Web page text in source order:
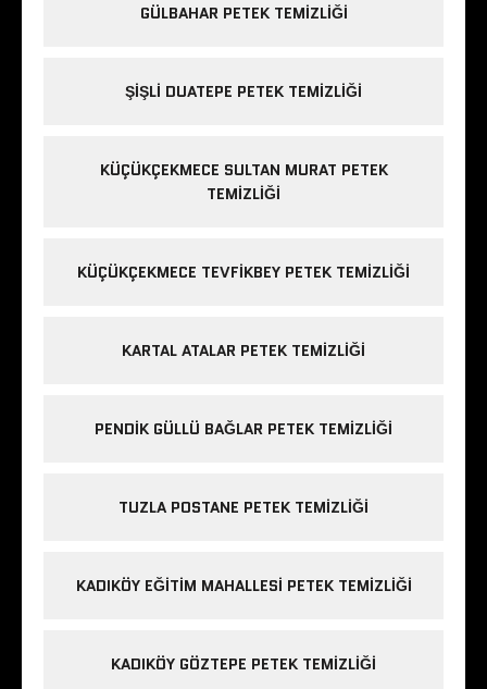
GÜLBAHAR PETEK TEMIZLIĞI
ŞIŞLI DUATEPE PETEK TEMIZLIĞI
KÜÇÜKÇEKMECE SULTAN MURAT PETEK
TEMIZLIĞI
KÜÇÜKÇEKMECE TEVFIKBEY PETEK TEMIZLIĞI
KARTAL ATALAR PETEK TEMIZLIĞI
PENDIK GÜLLÜ BAĞLAR PETEK TEMIZLIĞI
TUZLA POSTANE PETEK TEMIZLIĞI
KADIKÖY EĞITIM MAHALLESI PETEK TEMIZLIĞI
KADIKÖY GÖZTEPE PETEK TEMIZLIĞI